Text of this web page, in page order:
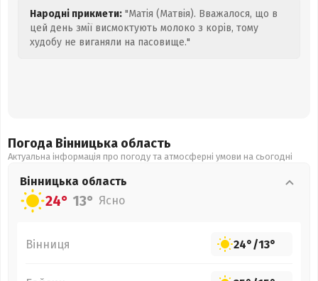
Народні прикмети: "Матія (Матвія). Вважалося, що в
цей день змії висмоктують молоко з корів, тому
худобу не виганяли на пасовище."
Погода Вінницька область
Актуальна інформація про погоду та атмосферні умови на сьогодні
Вінницька область
24° 13° Ясно
Вінниця 24°/13°